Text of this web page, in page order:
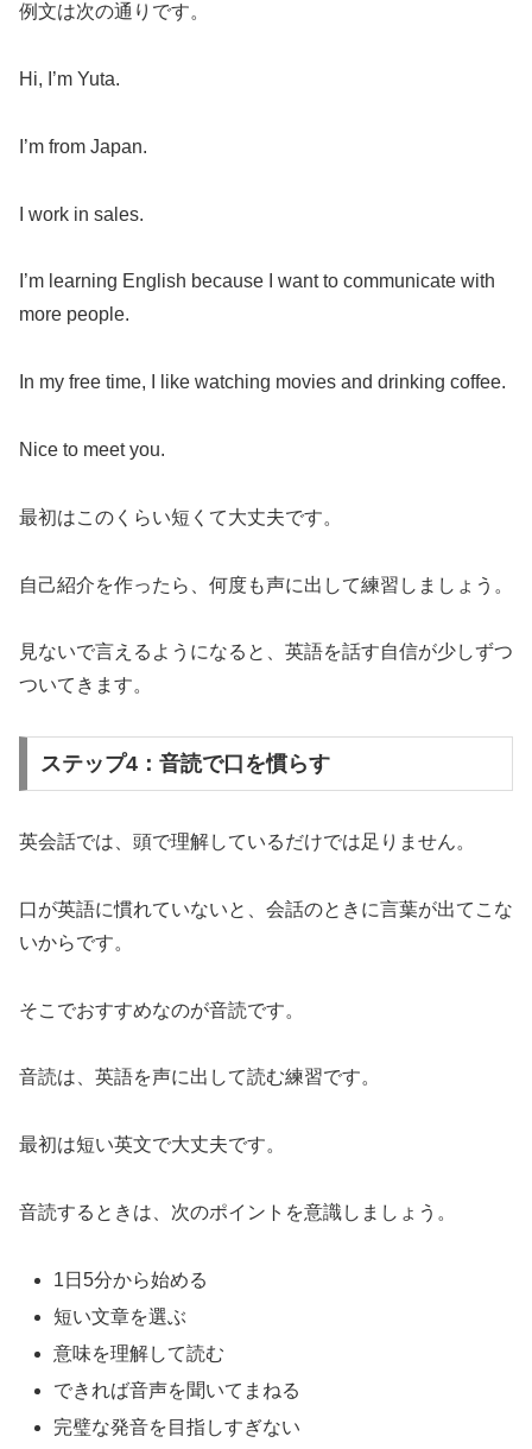
例文は次の通りです。
Hi, I’m Yuta.
I’m from Japan.
I work in sales.
I’m learning English because I want to communicate with
more people.
In my free time, I like watching movies and drinking coffee.
Nice to meet you.
最初はこのくらい短くて大丈夫です。
自己紹介を作ったら、何度も声に出して練習しましょう。
見ないで言えるようになると、英語を話す自信が少しずつ
ついてきます。
ステップ4：音読で口を慣らす
英会話では、頭で理解しているだけでは足りません。
口が英語に慣れていないと、会話のときに言葉が出てこな
いからです。
そこでおすすめなのが音読です。
音読は、英語を声に出して読む練習です。
最初は短い英文で大丈夫です。
音読するときは、次のポイントを意識しましょう。
1日5分から始める
短い文章を選ぶ
意味を理解して読む
できれば音声を聞いてまねる
完璧な発音を目指しすぎない